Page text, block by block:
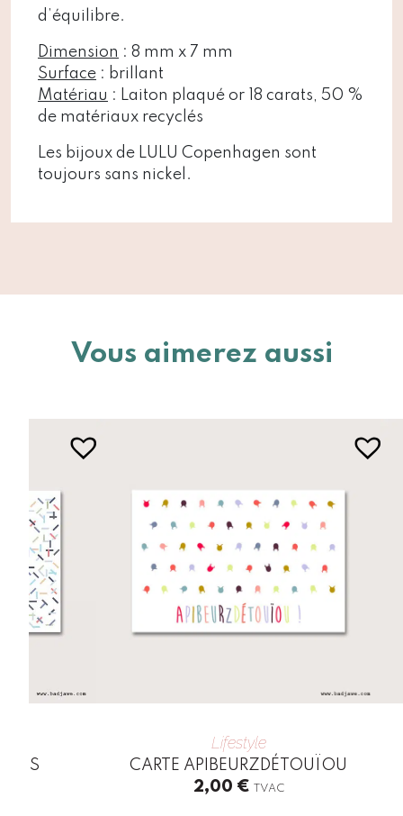
d’équilibre.
Dimension : 8 mm x 7 mm
Surface : brillant
Matériau : Laiton plaqué or 18 carats, 50 %
de matériaux recyclés
Les bijoux de LULU Copenhagen sont
toujours sans nickel.
Vous aimerez aussi
Lifestyle
CARTE APIBEURZDÉTOUÏOU
2,00 € TVAC